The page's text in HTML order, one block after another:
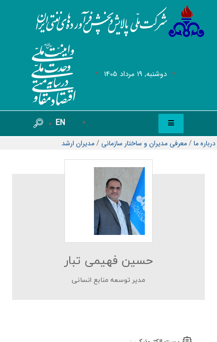
دوشنبه, 19 مرداد 1405
EN
درباره ما/معرفی مدیران و ساختار سازمانی /مدیران ارشد
حسین فهیمی تبار
مدير توسعه منابع انساني